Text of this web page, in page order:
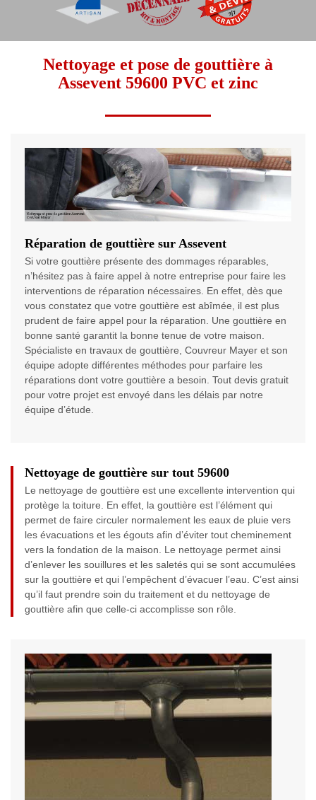
Nettoyage et pose de gouttière à
Assevent 59600 PVC et zinc
Réparation de gouttière sur Assevent
Si votre gouttière présente des dommages réparables,
n’hésitez pas à faire appel à notre entreprise pour faire les
interventions de réparation nécessaires. En effet, dès que
vous constatez que votre gouttière est abîmée, il est plus
prudent de faire appel pour la réparation. Une gouttière en
bonne santé garantit la bonne tenue de votre maison.
Spécialiste en travaux de gouttière, Couvreur Mayer et son
équipe adopte différentes méthodes pour parfaire les
réparations dont votre gouttière a besoin. Tout devis gratuit
pour votre projet est envoyé dans les délais par notre
équipe d’étude.
Nettoyage de gouttière sur tout 59600
Le nettoyage de gouttière est une excellente intervention qui
protège la toiture. En effet, la gouttière est l’élément qui
permet de faire circuler normalement les eaux de pluie vers
les évacuations et les égouts afin d’éviter tout cheminement
vers la fondation de la maison. Le nettoyage permet ainsi
d’enlever les souillures et les saletés qui se sont accumulées
sur la gouttière et qui l’empêchent d’évacuer l’eau. C’est ainsi
qu’il faut prendre soin du traitement et du nettoyage de
gouttière afin que celle-ci accomplisse son rôle.